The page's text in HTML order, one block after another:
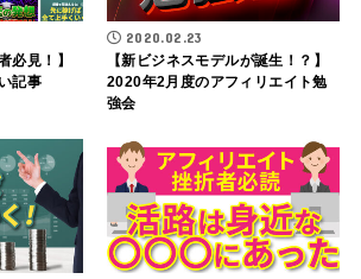
必見！】
記事
2020.02.23
【新ビジネスモデルが誕生！？】
2020年2月度のアフィリエイト勉
強会